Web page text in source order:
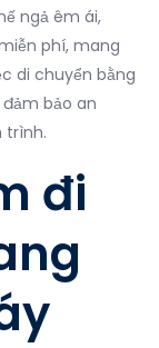
ngả êm ái,
phí, mang
di chuyển bằng
bảo an
trình.
đi